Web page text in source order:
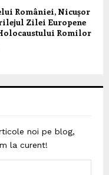
României, Nicușor
Zilei Europene
Romilor
noi pe blog,
la curent!